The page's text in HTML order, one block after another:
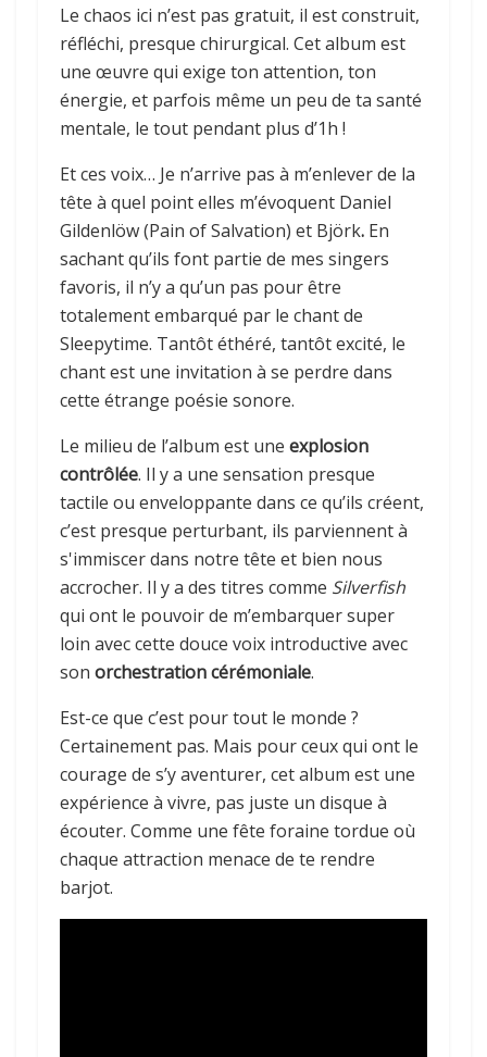
Le chaos ici n’est pas gratuit, il est construit,
réfléchi, presque chirurgical. Cet album est
une œuvre qui exige ton attention, ton
énergie, et parfois même un peu de ta santé
mentale, le tout pendant plus d’1h !
Et ces voix… Je n’arrive pas à m’enlever de la
tête à quel point elles m’évoquent Daniel
Gildenlöw (Pain of Salvation) et Björk. En
sachant qu’ils font partie de mes singers
favoris, il n’y a qu’un pas pour être
totalement embarqué par le chant de
Sleepytime. Tantôt éthéré, tantôt excité, le
chant est une invitation à se perdre dans
cette étrange poésie sonore.
Le milieu de l’album est une explosion
contrôlée. Il y a une sensation presque
tactile ou enveloppante dans ce qu’ils créent,
c’est presque perturbant, ils parviennent à
s'immiscer dans notre tête et bien nous
accrocher. Il y a des titres comme Silverfish
qui ont le pouvoir de m’embarquer super
loin avec cette douce voix introductive avec
son orchestration cérémoniale.
Est-ce que c’est pour tout le monde ?
Certainement pas. Mais pour ceux qui ont le
courage de s’y aventurer, cet album est une
expérience à vivre, pas juste un disque à
écouter. Comme une fête foraine tordue où
chaque attraction menace de te rendre
barjot.